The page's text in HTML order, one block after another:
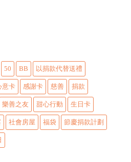
50 BB 以捐款代替送禮
意卡 感謝卡 慈善 捐款
樂善之友 甜心行動 生日卡
社會房屋 福袋 節慶捐款計劃